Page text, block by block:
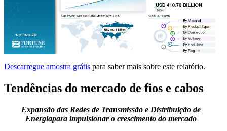
Descarregue amostra grátis para saber mais sobre este relatório.
Tendências do mercado de fios e cabos
Expansão das Redes de Transmissão e Distribuição de
Energiapara impulsionar o crescimento do mercado